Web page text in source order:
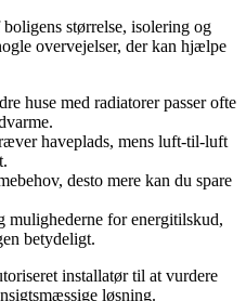
størrelse, isolering og
overvejelser, der kan hjælpe
huse med radiatorer passer ofte
haveplads, mens luft-til-luft
desto mere kan du spare
mulighederne for energitilskud,
betydeligt.
installatør til at vurdere
løsning.